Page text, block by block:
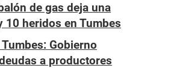
de gas deja una
10 heridos en Tumbes
Gobierno
a productores